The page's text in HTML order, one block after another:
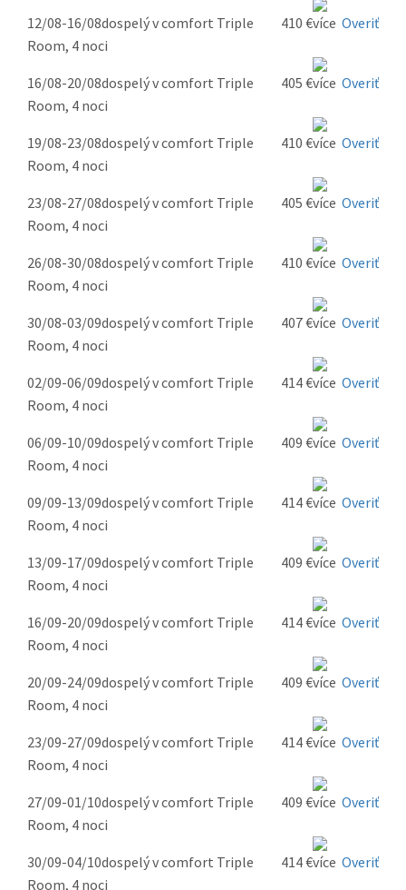
12/08-16/08dospelý v comfort Triple
Room, 4 noci
410 € Overiť
16/08-20/08dospelý v comfort Triple
Room, 4 noci
405 € Overiť
19/08-23/08dospelý v comfort Triple
Room, 4 noci
410 € Overiť
23/08-27/08dospelý v comfort Triple
Room, 4 noci
405 € Overiť
26/08-30/08dospelý v comfort Triple
Room, 4 noci
410 € Overiť
30/08-03/09dospelý v comfort Triple
Room, 4 noci
407 € Overiť
02/09-06/09dospelý v comfort Triple
Room, 4 noci
414 € Overiť
06/09-10/09dospelý v comfort Triple
Room, 4 noci
409 € Overiť
09/09-13/09dospelý v comfort Triple
Room, 4 noci
414 € Overiť
13/09-17/09dospelý v comfort Triple
Room, 4 noci
409 € Overiť
16/09-20/09dospelý v comfort Triple
Room, 4 noci
414 € Overiť
20/09-24/09dospelý v comfort Triple
Room, 4 noci
409 € Overiť
23/09-27/09dospelý v comfort Triple
Room, 4 noci
414 € Overiť
27/09-01/10dospelý v comfort Triple
Room, 4 noci
409 € Overiť
30/09-04/10dospelý v comfort Triple
Room, 4 noci
414 € Overiť